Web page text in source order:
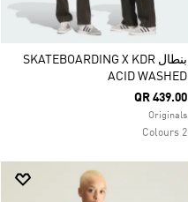
بنطال SKATEBOARDING X KDR
ACID WASHED
QR 439.00
Originals
2 Colours